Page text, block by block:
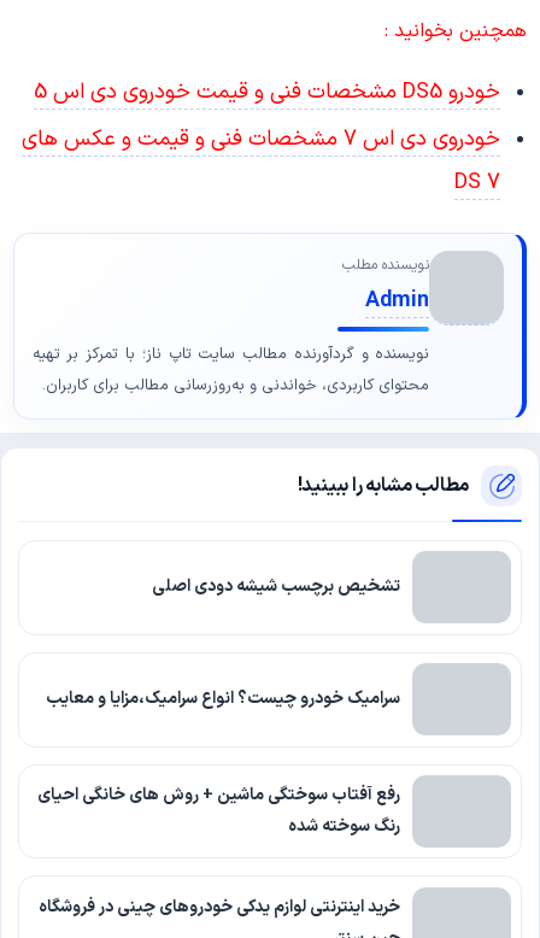
همچنین بخوانید :
خودرو DS5 مشخصات فنی و قیمت خودروی دی اس 5
خودروی دی اس 7 مشخصات فنی و قیمت و عکس های
DS 7
نویسنده مطلب
Admin
نویسنده و گردآورنده مطالب سایت تاپ ناز؛ با تمرکز بر تهیه
محتوای کاربردی، خواندنی و به‌روزرسانی مطالب برای کاربران.
مطالب مشابه را ببینید!
تشخیص برچسب شیشه دودی اصلی
سرامیک خودرو چیست؟ انواع سرامیک،مزایا و معایب
رفع آفتاب سوختگی ماشین + روش های خانگی احیای
رنگ سوخته شده
خرید اینترنتی لوازم یدکی خودروهای چینی در فروشگاه